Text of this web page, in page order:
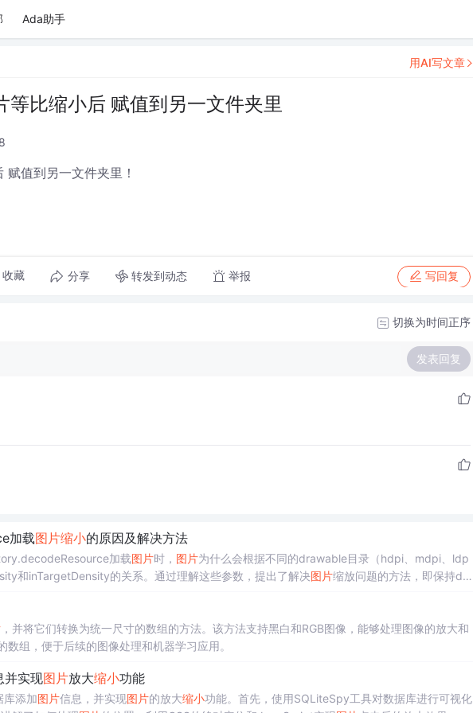
Ada助手
等比缩小后 赋值到另一文件夹里
值到另一文件夹里！
收藏 分享 转发到动态 举报 写回复
用AI写文章
切换为时间正序
发表回复
加载图片缩小的原因及解决方法
加载图片时， 图片为什么会根据不同的drawable目录（hdpi、mdpi、ldp
和inTargetDensity的关系。通过理解这些参数，提出了解决图片缩放问题的方法，即保持den
，并将它们转换为统一尺寸的数组的方法。该方法支持黑白和RGB图像，能够处理图像的放大和
组，便于后续的图像处理和机器学习应用。
并实现图片放大缩小功能
库添加图片信息，并实现图片的放大缩小功能。首先，使用SQLiteSpy工具对数据库进行可视化